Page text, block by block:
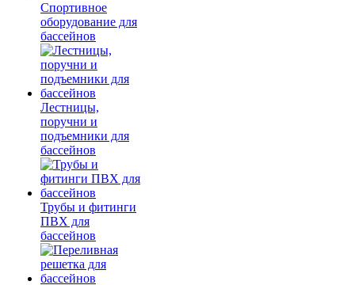
Спортивное
оборудование для
бассейнов
Лестницы,
поручни и
подъемники для
бассейнов
Трубы и фитинги
ПВХ для
бассейнов